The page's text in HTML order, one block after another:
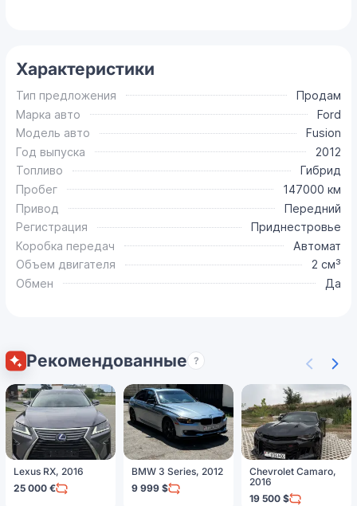
Характеристики
Тип предложения
Продам
Марка авто
Ford
Модель авто
Fusion
Год выпуска
2012
Топливо
Гибрид
Пробег
147000 км
Привод
Передний
Регистрация
Приднестровье
Коробка передач
Автомат
Объем двигателя
2 см³
Обмен
Да
Рекомендованные ?
Lexus RX, 2016
25 000 €
BMW 3 Series, 2012
9 999 $
Chevrolet Camaro,
2016
19 500 $